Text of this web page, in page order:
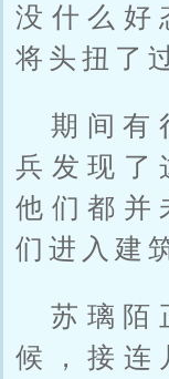
没什么好
将头扭了
期间有
兵发现了
他们都并
们进入建
苏璃陌
候，接连